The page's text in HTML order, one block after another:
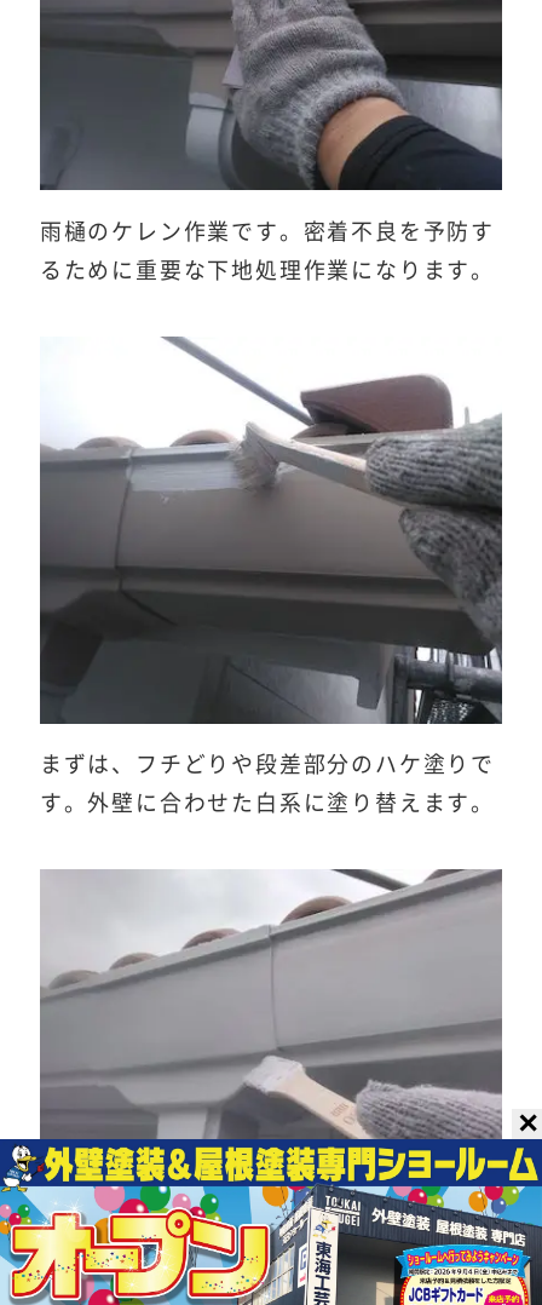
雨樋のケレン作業です。密着不良を予防す
るために重要な下地処理作業になります。
まずは、フチどりや段差部分のハケ塗りで
す。外壁に合わせた白系に塗り替えます。
小さなハケを使い、細部まで塗り残しがな
✕